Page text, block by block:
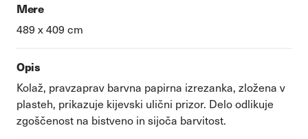
Mere
489 x 409 cm
Opis
Kolaž, pravzaprav barvna papirna izrezanka, zložena v
plasteh, prikazuje kijevski ulični prizor. Delo odlikuje
zgoščenost na bistveno in sijoča barvitost.